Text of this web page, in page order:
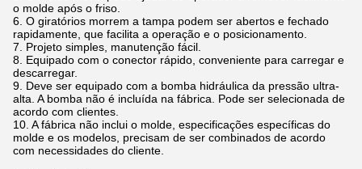
o molde após o friso.
6. O giratórios morrem a tampa podem ser abertos e fechado
rapidamente, que facilita a operação e o posicionamento.
7. Projeto simples, manutenção fácil.
8. Equipado com o conector rápido, conveniente para carregar e
descarregar.
9. Deve ser equipado com a bomba hidráulica da pressão ultra-
alta. A bomba não é incluída na fábrica. Pode ser selecionada de
acordo com clientes.
10. A fábrica não inclui o molde, especificações específicas do
molde e os modelos, precisam de ser combinados de acordo
com necessidades do cliente.